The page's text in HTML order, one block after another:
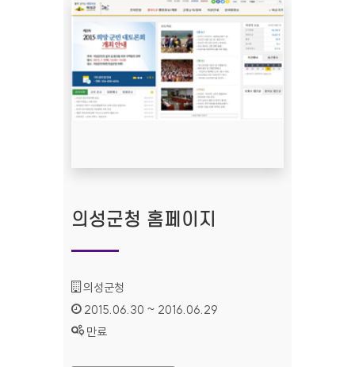
의성군청 홈페이지
기관명 :
의성군청
인증기간 :
2015.06.30 ~ 2016.06.29
상태 :
만료